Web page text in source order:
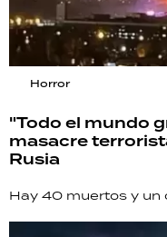
Horror
"Todo el mundo
masacre
Rusia
Hay 40 muertos y un